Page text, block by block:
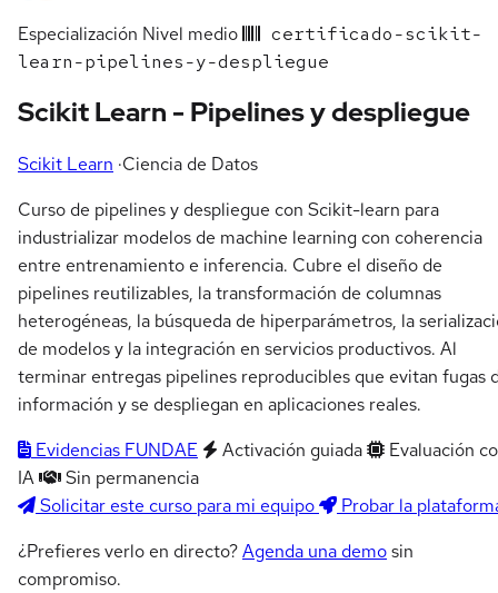
Especialización Nivel medio
certificado-scikit-
learn-pipelines-y-despliegue
Scikit Learn - Pipelines y despliegue
Scikit Learn ·Ciencia de Datos
Curso de pipelines y despliegue con Scikit-learn para
industrializar modelos de machine learning con coherencia
entre entrenamiento e inferencia. Cubre el diseño de
pipelines reutilizables, la transformación de columnas
heterogéneas, la búsqueda de hiperparámetros, la
de modelos y la integración en servicios productivos. Al
terminar entregas pipelines reproducibles que evitan fugas
información y se despliegan en aplicaciones reales.
Evidencias FUNDAE
Activación guiada
Evaluación
IA
Sin permanencia
Solicitar este curso para mi equipo
Probar la
¿Prefieres verlo en directo?Agenda una demosin
compromiso.